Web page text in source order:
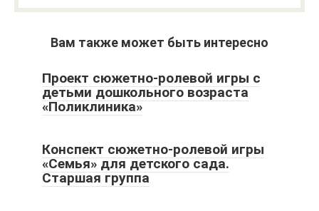
Вам также может быть интересно
Проект сюжетно-ролевой игры с
детьми дошкольного возраста
«Поликлиника»
Конспект сюжетно-ролевой игры
«Семья» для детского сада.
Старшая группа